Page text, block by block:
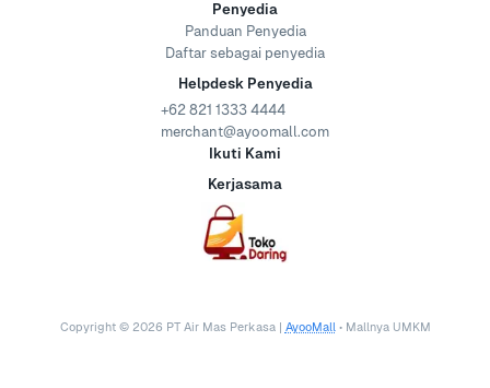
Penyedia
Panduan Penyedia
Daftar sebagai penyedia
Helpdesk Penyedia
+62 821 1333 4444
merchant@ayoomall.com
Ikuti Kami
Kerjasama
Copyright © 2026 PT Air Mas Perkasa | AyooMall • Mallnya UMKM